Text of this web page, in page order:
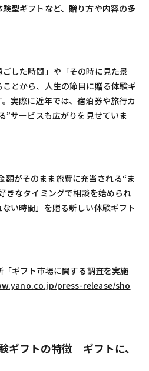
型ギフトなど、贈り方や内容の多
した時間」や「その時に見た景
とから、人生の節目に贈る体験ギ
実際に近年では、宿泊券や旅行カ
”サービスも広がりを見せていま
がそのまま旅費に充当される“ま
きなタイミングで相談を始められ
い時間」を贈る新しい体験ギフト
ギフト市場に関する調査を実施
press-release/sho
フトの特徴｜ギフトに、